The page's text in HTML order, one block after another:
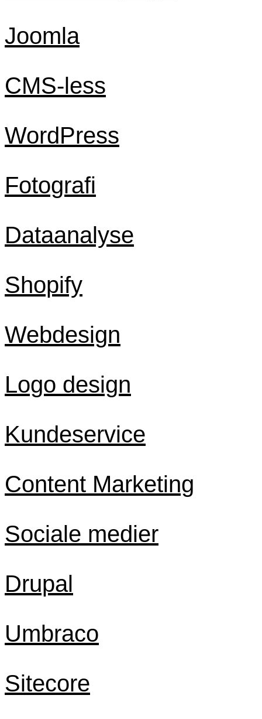
Joomla
CMS-less
WordPress
Fotografi
Dataanalyse
Shopify
Webdesign
Logo design
Kundeservice
Content Marketing
Sociale medier
Drupal
Umbraco
Sitecore